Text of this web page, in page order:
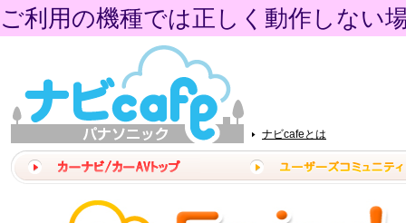
ご利用の機種では正しく動作しない
ナビcafeとは